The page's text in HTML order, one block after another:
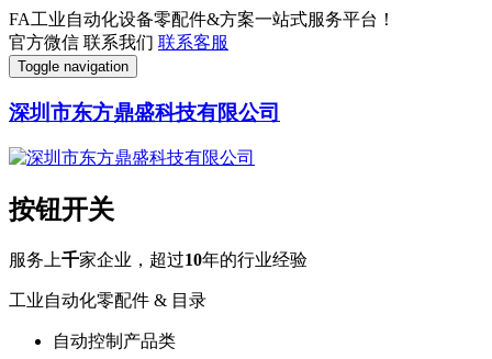
FA工业自动化设备零配件&方案一站式服务平台！
官方微信 联系我们 联系客服
Toggle navigation
深圳市东方鼎盛科技有限公司
按钮开关
服务上千家企业，超过10年的行业经验
工业自动化零配件 & 目录
自动控制产品类